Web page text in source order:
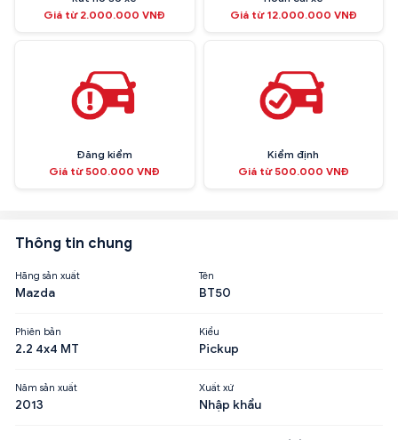
Giá từ 2.000.000 VNĐ
Giá từ 12.000.000 VNĐ
Đăng kiểm
Giá từ 500.000 VNĐ
Kiểm định
Giá từ 500.000 VNĐ
Thông tin chung
Hãng sản xuất
Mazda
Tên
BT50
Phiên bản
2.2 4x4 MT
Kiểu
Pickup
Năm sản xuất
2013
Xuất xứ
Nhập khẩu